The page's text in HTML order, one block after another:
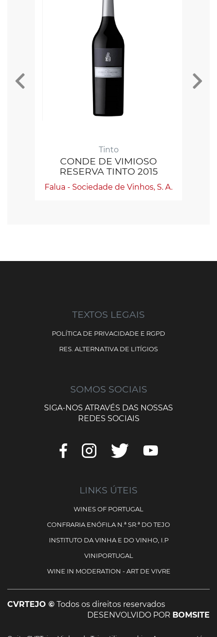
Tinto
CONDE DE VIMIOSO
RESERVA TINTO 2015
Falua - Sociedade de Vinhos, S. A.
TEXTOS LEGAIS
POLÍTICA DE PRIVACIDADE E RGPD
RES. ALTERNATIVA DE LITÍGIOS
SOMOS SOCIAIS
SIGA-NOS ATRAVÉS DAS NOSSAS
REDES SOCIAIS
LINKS ÚTEIS
WINES OF PORTUGAL
CONFRARIA ENÓFILA N.ª SR.ª DO TEJO
INSTITUTO DA VINHA E DO VINHO, I.P
VINIPORTUGAL
WINE IN MODERATION - ART DE VIVRE
CVRTEJO © Todos os direitos reservados
DESENVOLVIDO POR BOMSITE